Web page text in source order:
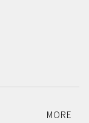
MORE